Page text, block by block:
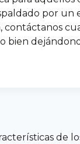
por un
contáctanos
o bien
de